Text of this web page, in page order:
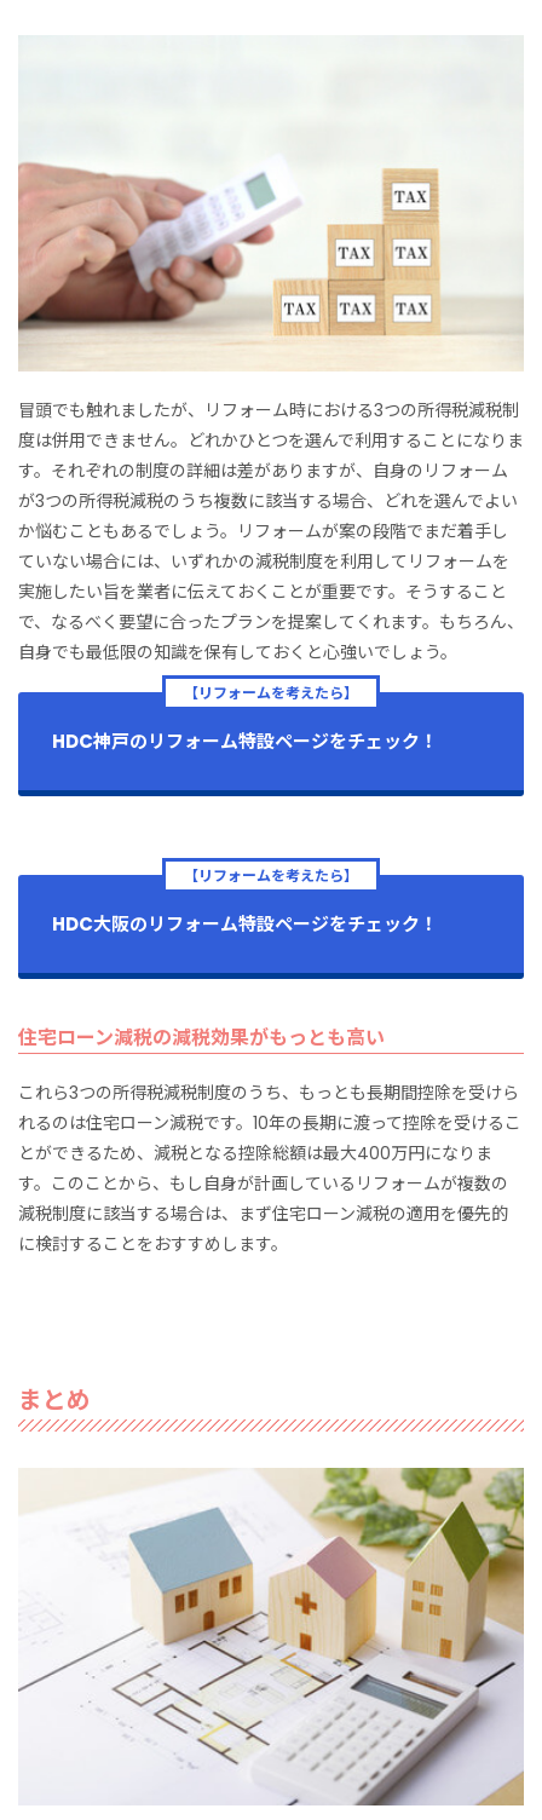
冒頭でも触れましたが、リフォーム時における3つの所得税減税制
度は併用できません。どれかひとつを選んで利用することになりま
す。それぞれの制度の詳細は差がありますが、自身のリフォーム
が3つの所得税減税のうち複数に該当する場合、どれを選んでよい
か悩むこともあるでしょう。リフォームが案の段階でまだ着手し
ていない場合には、いずれかの減税制度を利用してリフォームを
実施したい旨を業者に伝えておくことが重要です。そうすること
で、なるべく要望に合ったプランを提案してくれます。もちろん、
自身でも最低限の知識を保有しておくと心強いでしょう。
【リフォームを考えたら】
HDC神戸のリフォーム特設ページをチェック！
【リフォームを考えたら】
HDC大阪のリフォーム特設ページをチェック！
住宅ローン減税の減税効果がもっとも高い
これら3つの所得税減税制度のうち、もっとも長期間控除を受けら
れるのは住宅ローン減税です。10年の長期に渡って控除を受けるこ
とができるため、減税となる控除総額は最大400万円になりま
す。このことから、もし自身が計画しているリフォームが複数の
減税制度に該当する場合は、まず住宅ローン減税の適用を優先的
に検討することをおすすめします。
まとめ